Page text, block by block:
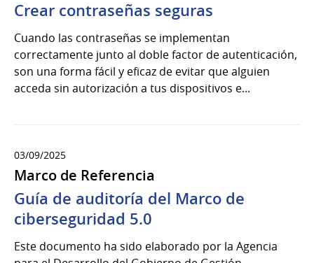
Crear contraseñas seguras
Cuando las contraseñas se implementan
correctamente junto al doble factor de autenticación,
son una forma fácil y eficaz de evitar que alguien
acceda sin autorización a tus dispositivos e...
03/09/2025
Marco de Referencia
Guía de auditoría del Marco de
ciberseguridad 5.0
Este documento ha sido elaborado por la Agencia